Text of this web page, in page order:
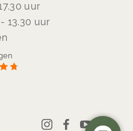
uur
13.30 uur